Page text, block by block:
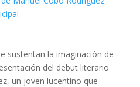
sustentan la imaginación de
del debut literario
un joven lucentino que